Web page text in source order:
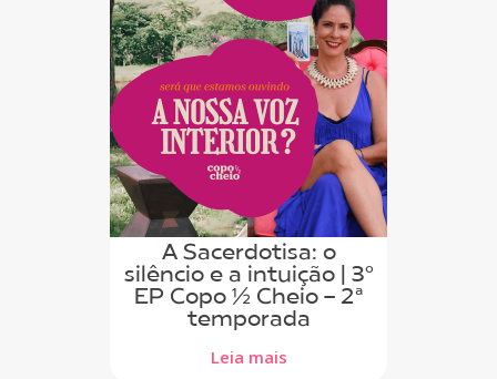
A Sacerdotisa: o
silêncio e a intuição | 3º
EP Copo ½ Cheio - 2ª
temporada
Leia mais